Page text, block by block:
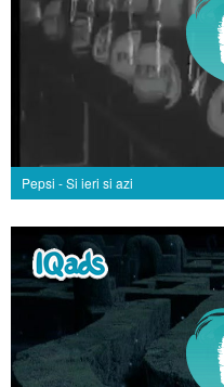
Pepsi - Si ieri si azi